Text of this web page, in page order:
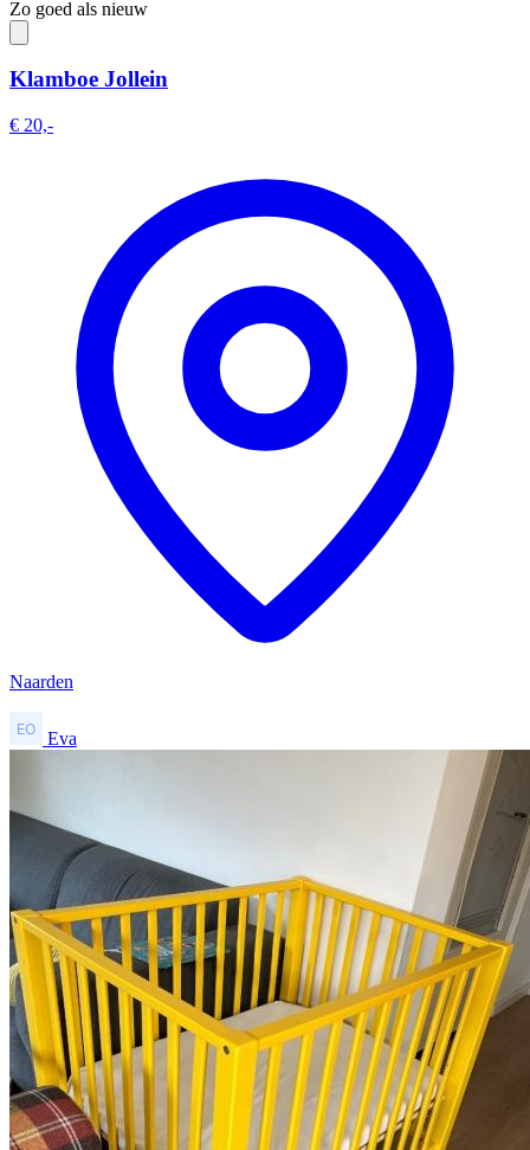
Zo goed als nieuw
Klamboe Jollein
€ 20,-
Naarden
Eva